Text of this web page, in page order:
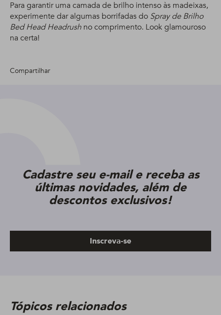
Para garantir uma camada de brilho intenso às madeixas,
experimente dar algumas borrifadas do Spray de Brilho
Bed Head Headrush no comprimento. Look glamouroso
na certa!
Compartilhar
Cadastre seu e-mail e receba as
últimas novidades, além de
descontos exclusivos!
Inscreva-se
Tópicos relacionados